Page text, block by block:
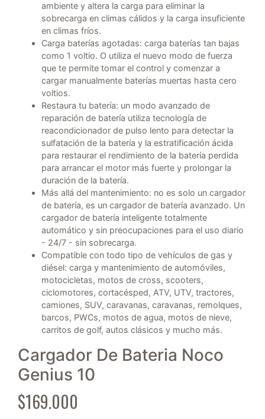
ambiente y altera la carga para eliminar la
sobrecarga en climas cálidos y la carga insuficiente
en climas fríos.
Carga baterías agotadas: carga baterías tan bajas
como 1 voltio. O utiliza el nuevo modo de fuerza
que te permite tomar el control y comenzar a
cargar manualmente baterías muertas hasta cero
voltios.
Restaura tu batería: un modo avanzado de
reparación de batería utiliza tecnología de
reacondicionador de pulso lento para detectar la
sulfatación de la batería y la estratificación ácida
para restaurar el rendimiento de la batería perdida
para arrancar el motor más fuerte y prolongar la
duración de la batería.
Más allá del mantenimiento: no es solo un cargador
de batería, es un cargador de batería avanzado. Un
cargador de batería inteligente totalmente
automático y sin preocupaciones para el uso diario
- 24/7 - sin sobrecarga.
Compatible con todo tipo de vehículos de gas y
diésel: carga y mantenimiento de automóviles,
motocicletas, motos de cross, scooters,
ciclomotores, cortacésped, ATV, UTV, tractores,
camiones, SUV, caravanas, caravanas, remolques,
barcos, PWCs, motos de agua, motos de nieve,
carritos de golf, autos clásicos y mucho más.
Cargador De Bateria Noco
Genius 10
$169.000